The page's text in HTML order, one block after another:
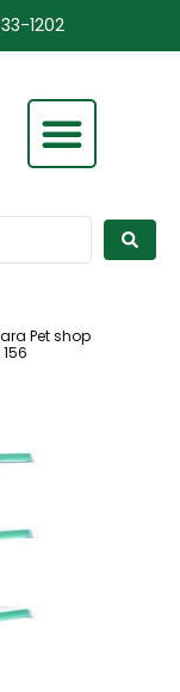
1202
Pet shop
156